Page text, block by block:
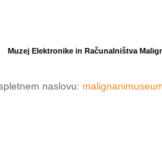
Muzej Elektronike in Računalništva
naslovu: